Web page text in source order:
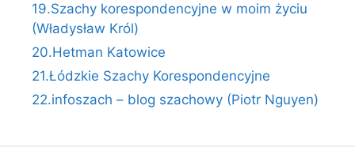
19.Szachy korespondencyjne w moim życiu
(Władysław Król)
20.Hetman Katowice
21.Łódzkie Szachy Korespondencyjne
22.infoszach – blog szachowy (Piotr Nguyen)